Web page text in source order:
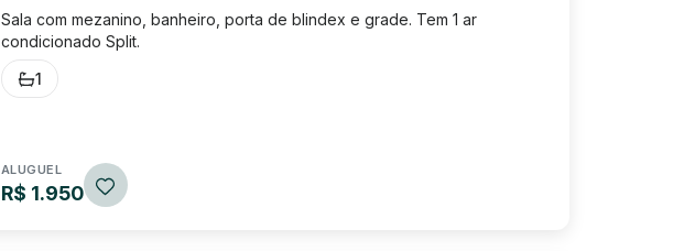
Sala com mezanino, banheiro, porta de blindex e grade. Tem 1 ar
condicionado Split.
1
ALUGUEL
R$ 1.950